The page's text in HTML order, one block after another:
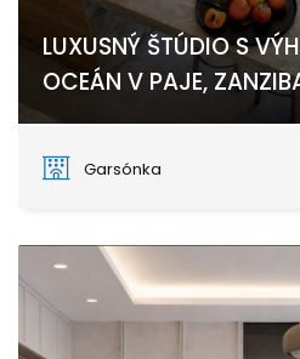
LUXUSNÝ ŠTÚDIO S
OCEÁN V PAJE,
Garsónka